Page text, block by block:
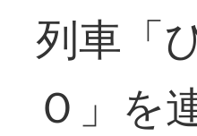
列車「
Ｏ」を